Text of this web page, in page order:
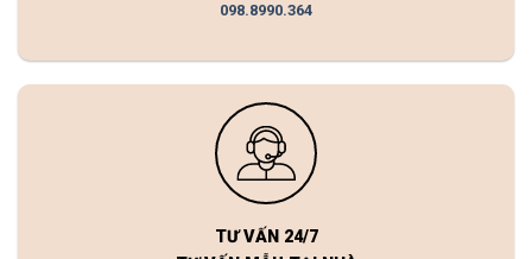
098.8990.364
TƯ VẤN 24/7